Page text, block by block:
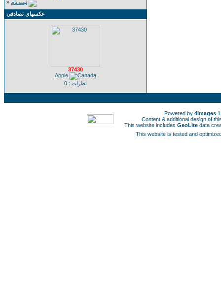
» ثبت نام
عكسهاي تصادفي
37430
Apple
نظرات : 0
Powered by 4images
Content & additional design of
This website includes GeoLite data
This website is tested and